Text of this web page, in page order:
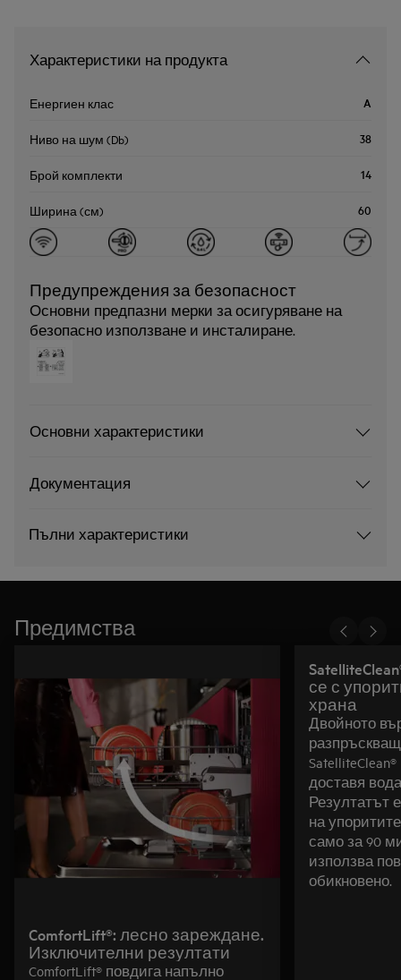
Характеристики на продукта
Енергиен клас A
Ниво на шум (Db) 38
Брой комплекти 14
Ширина (см) 60
Предупреждения за безопасност
Основни предпазни мерки за осигуряване на
безопасно използване и инсталиране.
Основни характеристики
Документация
Пълни характеристики
Предимства
ComfortLift®: лесно зареждане.
Изключителни резултати
ComfortLift® повдига напълно
се с
храна
Двойното
доставя
Резултатът
на
само за 90
използва
обикновено.